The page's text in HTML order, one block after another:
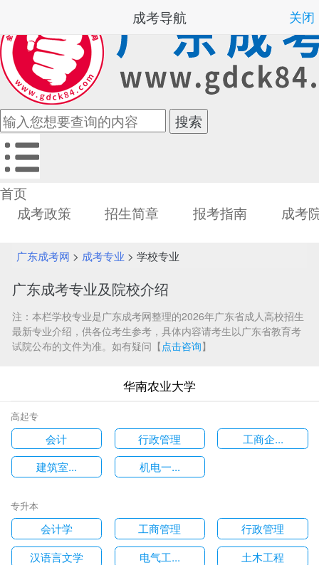
首页
成考政策
招生简章 报考指南 成考
广东成考网 > 成考专业 > 学校专业
广东成考专业及院校介绍
注：本栏学校专业是广东成考网整理的2026年广东省成人高校招生
最新专业介绍，供各位考生参考，具体内容请考生以广东省教育考
试院公布的文件为准。如有疑问【点击咨询】
华南农业大学
高起专
会计 行政管理
工商企...
建筑室...
机电一...
专升本
会计学 工商管理
行政管理
汉语言文学
电气工...
土木工程
成考导航 关闭